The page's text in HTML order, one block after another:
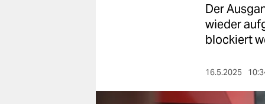
nord
Der
wieder
blockiert
16.5.2025